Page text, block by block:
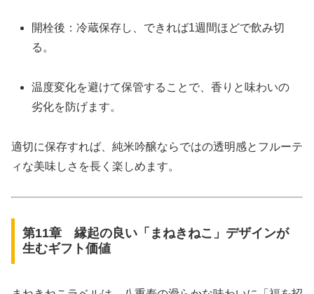
開栓後：冷蔵保存し、できれば1週間ほどで飲み切
る。
温度変化を避けて保管することで、香りと味わいの
劣化を防げます。
適切に保存すれば、純米吟醸ならではの透明感とフルーテ
ィな美味しさを長く楽しめます。
第11章 縁起の良い「まねきねこ」デザインが
生むギフト価値